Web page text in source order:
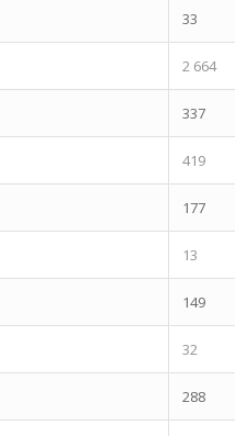
33
2 664
337
419
177
13
149
32
288